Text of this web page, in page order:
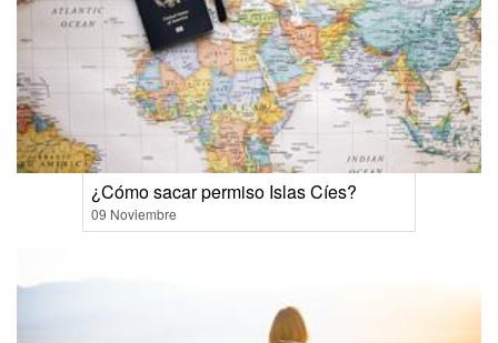
¿Cómo sacar permiso Islas Cíes?
09 Noviembre